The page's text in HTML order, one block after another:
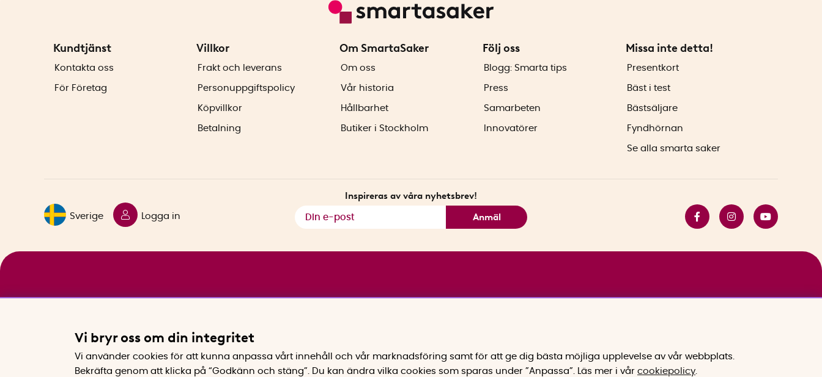
Kundtjänst
Kontakta oss
För Företag
Villkor
Frakt och leverans
Personuppgiftspolicy
Köpvillkor
Betalning
Om SmartaSaker
Om oss
Vår historia
Hållbarhet
Butiker i Stockholm
Följ oss
Blogg: Smarta tips
Press
Samarbeten
Innovatörer
Missa inte detta!
Presentkort
Bäst i test
Bästsäljare
Fyndhörnan
Se alla smarta saker
Sverige Logga in
Inspireras av våra nyhetsbrev!
Anmäl
Vi bryr oss om din integritet
Vi använder cookies för att kunna anpassa vårt innehåll och vår marknadsföring samt för att ge dig bästa möjliga upplevelse av vår webbplats.
Bekräfta genom att klicka på “Godkänn och stäng”. Du kan ändra vilka cookies som sparas under ”Anpassa”.
Läs mer i vår cookiepolicy